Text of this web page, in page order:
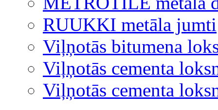
RUUKKI metāla jumti
Viļņotās bitumena
Viļņotās cementa
Viļņotās cementa